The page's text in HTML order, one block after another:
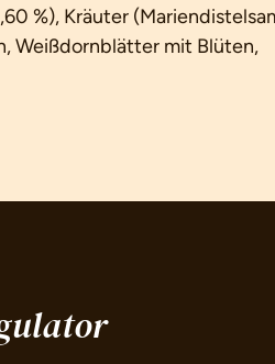
%), Kräuter
Weißdornblätter mit Blüten,